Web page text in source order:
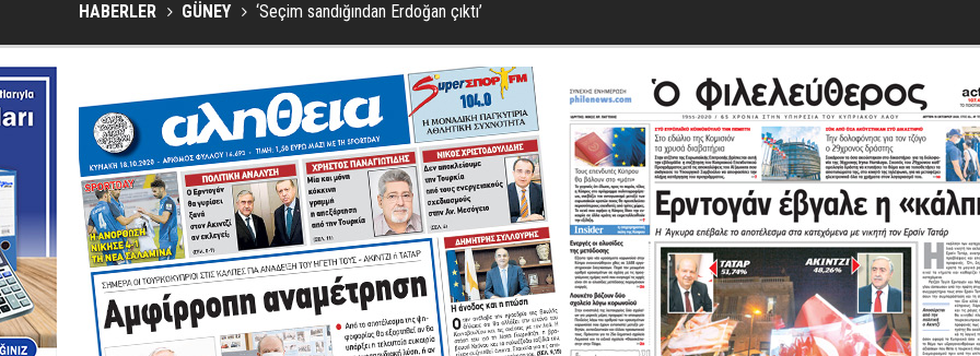
HABERLER GÜNEY ‘Seçim sandığından Erdoğan çıktı’